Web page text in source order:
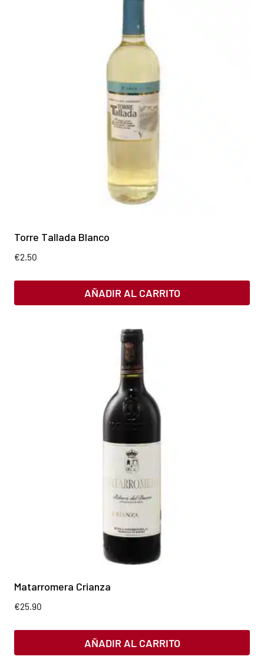
Torre Tallada Blanco
€2.50
AÑADIR AL CARRITO
Matarromera Crianza
€25.90
AÑADIR AL CARRITO